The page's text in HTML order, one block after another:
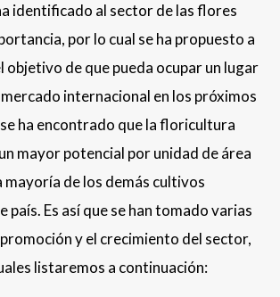
identificado al sector de las flores
por lo cual se ha propuesto a
objetivo de que pueda ocupar un lugar
internacional en los próximos
ha encontrado que la floricultura
mayor potencial por unidad de área
mayoría de los demás cultivos
país. Es así que se han tomado varias
y el crecimiento del sector,
listaremos a continuación: